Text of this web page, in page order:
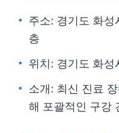
주소: 경기도 화
층
위치: 경기도 화성
소개: 최신 진료
해 포괄적인 구강